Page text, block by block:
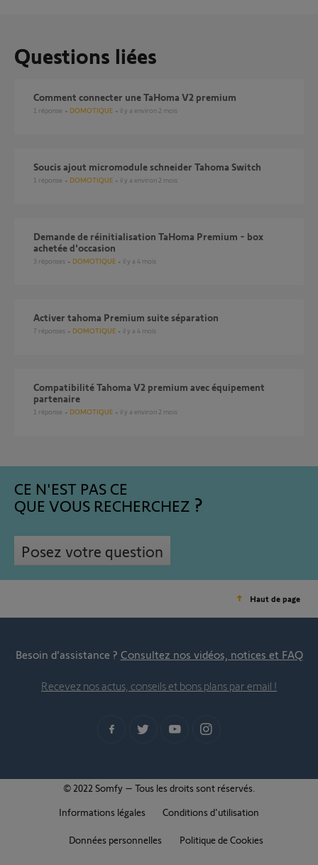
Questions liées
comment connecter une TaHoma V2 premium
1 réponse DOMOTIQUE il y a environ 2 mois
Soucis ajout micromodule schneider Tahoma Switch
1 réponse DOMOTIQUE il y a environ 2 mois
Demande de réinitialisation TaHoma Premium - box
achetée d'occasion
3 réponses DOMOTIQUE il y a 4 mois
Activer tahoma Premium suite séparation
7 réponses DOMOTIQUE il y a 4 mois
compatibilité Tahoma V2 premium avec équipement
partenaire
1 réponse DOMOTIQUE il y a environ 2 mois
CE N'EST PAS CE
QUE VOUS RECHERCHEZ
Posez votre question
Haut de page
Besoin d’assistance ? Consultez nos vidéos, notices et FAQ
Recevez nos actus, conseils et bons plans par email !
© 2022 Somfy – Tous les droits sont réservés.
Informations légales
Conditions d'utilisation
Données personnelles Politique de Cookies